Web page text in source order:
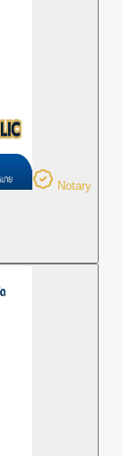
Notary